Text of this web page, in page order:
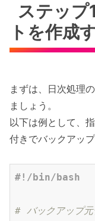
ステップ
トを作成
まずは、日次処理
ましょう。
以下は例として、
付きでバックアッ
# バックアップ元